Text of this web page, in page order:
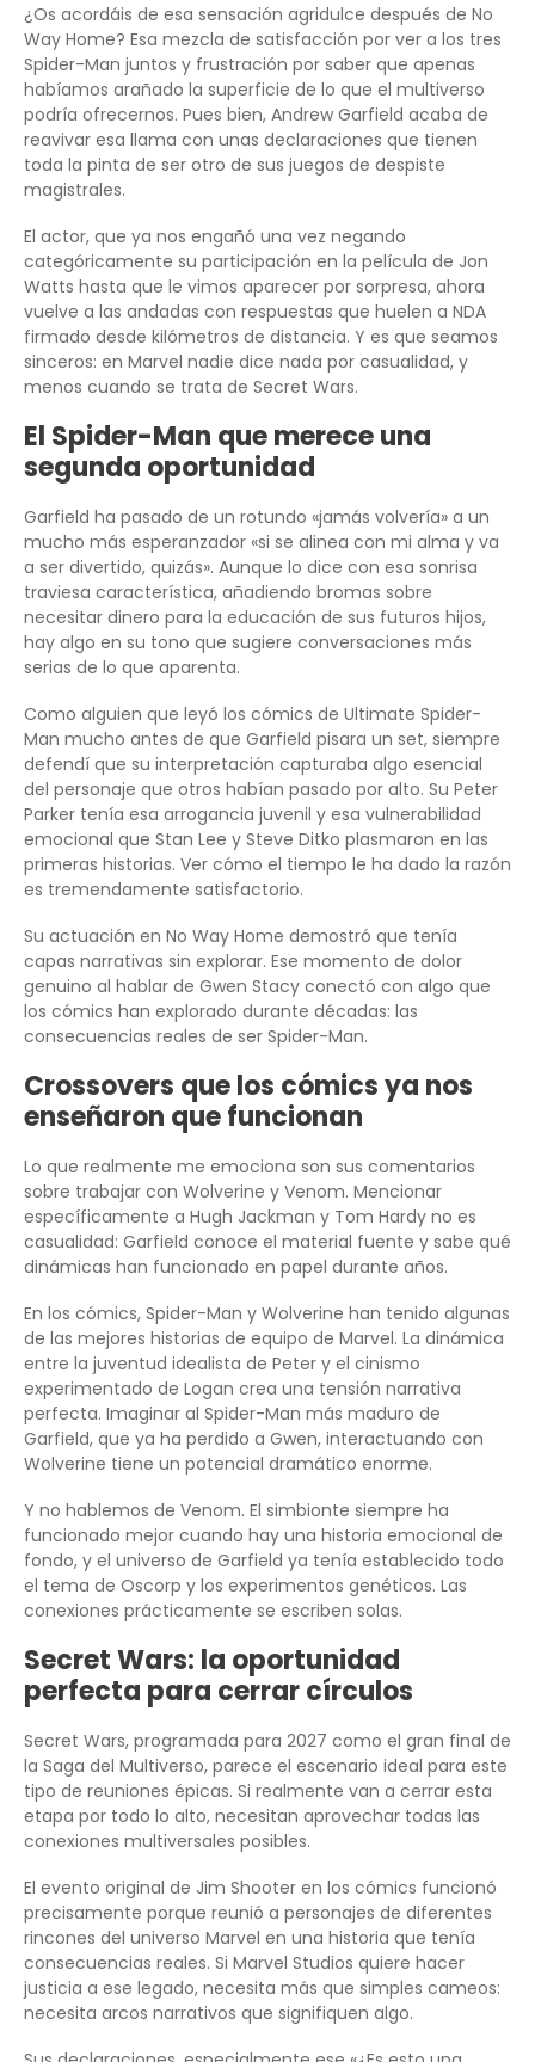
¿Os acordáis de esa sensación agridulce después de No
Way Home? Esa mezcla de satisfacción por ver a los tres
Spider-Man juntos y frustración por saber que apenas
habíamos arañado la superficie de lo que el multiverso
podría ofrecernos. Pues bien, Andrew Garfield acaba de
reavivar esa llama con unas declaraciones que tienen
toda la pinta de ser otro de sus juegos de despiste
magistrales.
El actor, que ya nos engañó una vez negando
categóricamente su participación en la película de Jon
Watts hasta que le vimos aparecer por sorpresa, ahora
vuelve a las andadas con respuestas que huelen a NDA
firmado desde kilómetros de distancia. Y es que seamos
sinceros: en Marvel nadie dice nada por casualidad, y
menos cuando se trata de Secret Wars.
El Spider-Man que merece una
segunda oportunidad
Garfield ha pasado de un rotundo «jamás volvería» a un
mucho más esperanzador «si se alinea con mi alma y va
a ser divertido, quizás». Aunque lo dice con esa sonrisa
traviesa característica, añadiendo bromas sobre
necesitar dinero para la educación de sus futuros hijos,
hay algo en su tono que sugiere conversaciones más
serias de lo que aparenta.
Como alguien que leyó los cómics de Ultimate Spider-
Man mucho antes de que Garfield pisara un set, siempre
defendí que su interpretación capturaba algo esencial
del personaje que otros habían pasado por alto. Su Peter
Parker tenía esa arrogancia juvenil y esa vulnerabilidad
emocional que Stan Lee y Steve Ditko plasmaron en las
primeras historias. Ver cómo el tiempo le ha dado la razón
es tremendamente satisfactorio.
Su actuación en No Way Home demostró que tenía
capas narrativas sin explorar. Ese momento de dolor
genuino al hablar de Gwen Stacy conectó con algo que
los cómics han explorado durante décadas: las
consecuencias reales de ser Spider-Man.
Crossovers que los cómics ya nos
enseñaron que funcionan
Lo que realmente me emociona son sus comentarios
sobre trabajar con Wolverine y Venom. Mencionar
específicamente a Hugh Jackman y Tom Hardy no es
casualidad: Garfield conoce el material fuente y sabe qué
dinámicas han funcionado en papel durante años.
En los cómics, Spider-Man y Wolverine han tenido algunas
de las mejores historias de equipo de Marvel. La dinámica
entre la juventud idealista de Peter y el cinismo
experimentado de Logan crea una tensión narrativa
perfecta. Imaginar al Spider-Man más maduro de
Garfield, que ya ha perdido a Gwen, interactuando con
Wolverine tiene un potencial dramático enorme.
Y no hablemos de Venom. El simbionte siempre ha
funcionado mejor cuando hay una historia emocional de
fondo, y el universo de Garfield ya tenía establecido todo
el tema de Oscorp y los experimentos genéticos. Las
conexiones prácticamente se escriben solas.
Secret Wars: la oportunidad
perfecta para cerrar círculos
Secret Wars, programada para 2027 como el gran final de
la Saga del Multiverso, parece el escenario ideal para este
tipo de reuniones épicas. Si realmente van a cerrar esta
etapa por todo lo alto, necesitan aprovechar todas las
conexiones multiversales posibles.
El evento original de Jim Shooter en los cómics funcionó
precisamente porque reunió a personajes de diferentes
rincones del universo Marvel en una historia que tenía
consecuencias reales. Si Marvel Studios quiere hacer
justicia a ese legado, necesita más que simples cameos:
necesita arcos narrativos que signifiquen algo.